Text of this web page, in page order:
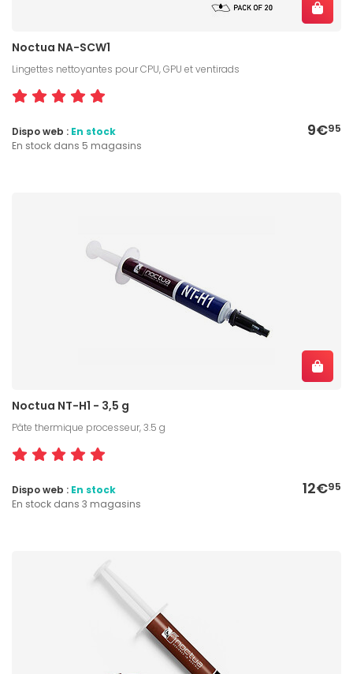
Noctua NA-SCW1
Lingettes nettoyantes pour CPU, GPU et ventirads
9€95
Dispo web : En stock
En stock dans 5 magasins
Noctua NT-H1 - 3,5 g
Pâte thermique processeur, 3.5 g
12€95
Dispo web : En stock
En stock dans 3 magasins